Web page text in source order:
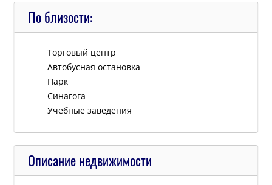
По близости:
Tорговый центр
Автобусная остановка
Парк
Синагога
Учебные заведения
Описание недвижимости